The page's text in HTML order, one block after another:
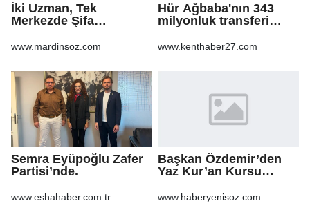
İki Uzman, Tek
Merkezde Şifa
www.mardinsoz.com
Hür Ağbaba'nın 343
milyonluk transferi
Ağbaba'ya milyonlar
www.kenthaber27.com
Semra Eyüpoğlu Zafer
Partisi’nde.
www.eshahaber.com.tr
Başkan Özdemir’den
Yaz Kur’an Kursu
www.haberyenisoz.com